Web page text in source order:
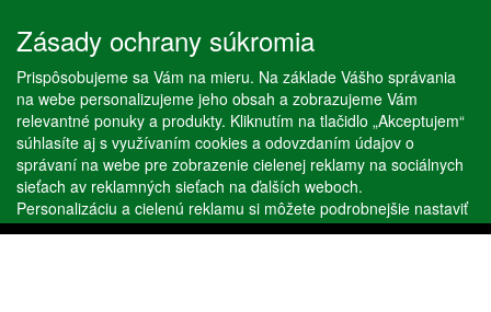
Naše služby
Servis
Predaj akváriových rýb
Predaj akváriových rastlín
Copyright © Stöckl spol. s r. o. 2020, powered byABRA E-shop
Zásady ochrany súkromia
Prispôsobujeme sa Vám na mieru. Na základe Vášho správania
na webe personalizujeme jeho obsah a zobrazujeme Vám
relevantné ponuky a produkty. Kliknutím na tlačidlo „Akceptujem“
súhlasíte aj s využívaním cookies a odovzdaním údajov o
správaní na webe pre zobrazenie cielenej reklamy na sociálnych
sieťach av reklamných sieťach na ďalších weboch.
Personalizáciu a cielenú reklamu si môžete podrobnejšie nastaviť
alebo kedykoľvek vypnúť po kliknutí na tlačidlo „Nastaviť“.